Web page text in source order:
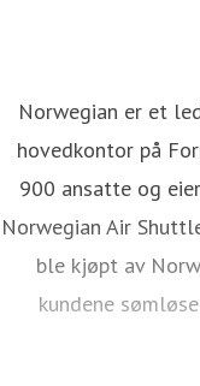
Norwegian er et
hovedkontor på
900 ansatte og
Norwegian Air
ble kjøpt av
kundene